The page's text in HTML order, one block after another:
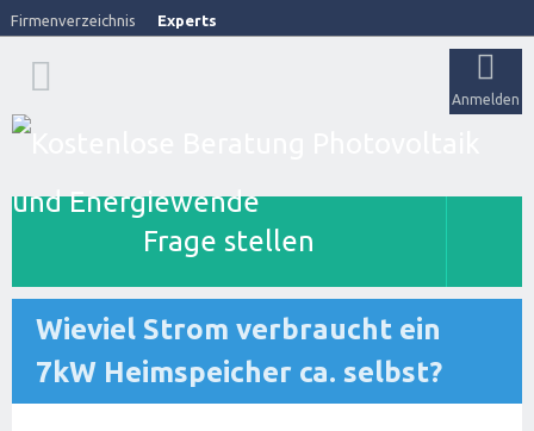
Firmenverzeichnis Experts
Anmelden
Frage stellen
Wieviel Strom verbraucht ein
7kW Heimspeicher ca. selbst?